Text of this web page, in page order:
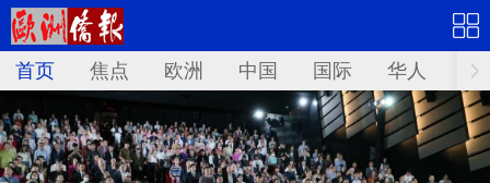
首页 焦点 欧洲 中国 国际 华人 文